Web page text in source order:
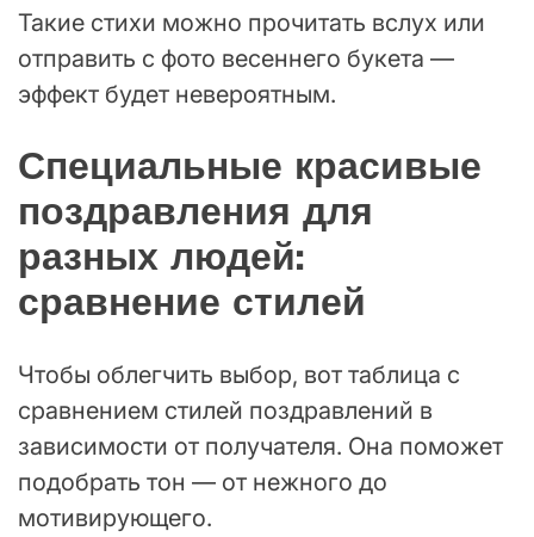
Такие стихи можно прочитать вслух или
отправить с фото весеннего букета —
эффект будет невероятным.
Специальные красивые
поздравления для
разных людей:
сравнение стилей
Чтобы облегчить выбор, вот таблица с
сравнением стилей поздравлений в
зависимости от получателя. Она поможет
подобрать тон — от нежного до
мотивирующего.